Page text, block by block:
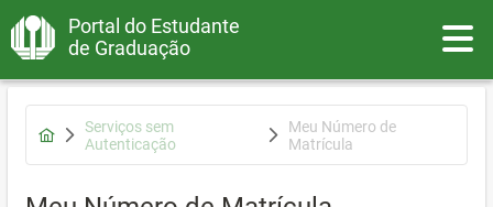
Portal do Estudante
de Graduação
Serviços sem
Autenticação
Meu Número de
Matrícula